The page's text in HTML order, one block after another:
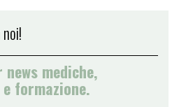
mediche,
formazione.